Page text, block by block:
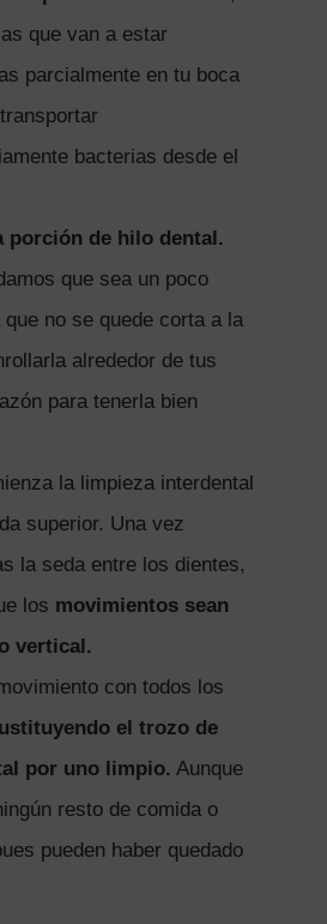
que van a estar
parcialmente en tu boca
bacterias desde el
porción de hilo dental.
que sea un poco
que no se quede corta a la
alrededor de tus
para tenerla bien
la limpieza interdental
superior. Una vez
la seda entre los dientes,
los movimientos sean
vertical.
con todos los
el trozo de
por uno limpio. Aunque
resto de comida o
pueden haber quedado